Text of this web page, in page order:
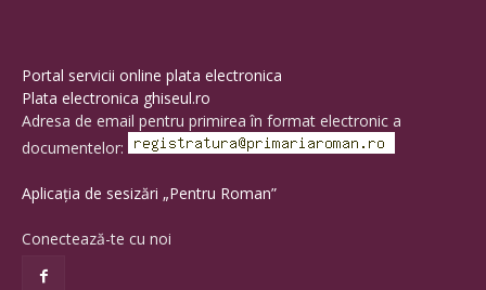
Portal servicii online plata electronica
Plata electronica ghiseul.ro
Adresa de email pentru primirea în format electronic a
documentelor:
Aplicația de sesizări „Pentru Roman”
Conectează-te cu noi